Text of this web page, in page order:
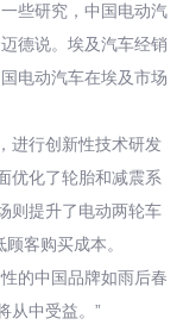
些研究，中国电动汽
德说。埃及汽车经销
电动汽车在埃及市场
进行创新性技术研发
优化了轮胎和减震系
则提升了电动两轮车
客购买成本。
的中国品牌如雨后春
从中受益。”